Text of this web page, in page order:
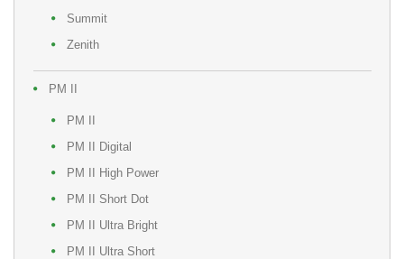
Summit
Zenith
PM II
PM II
PM II Digital
PM II High Power
PM II Short Dot
PM II Ultra Bright
PM II Ultra Short